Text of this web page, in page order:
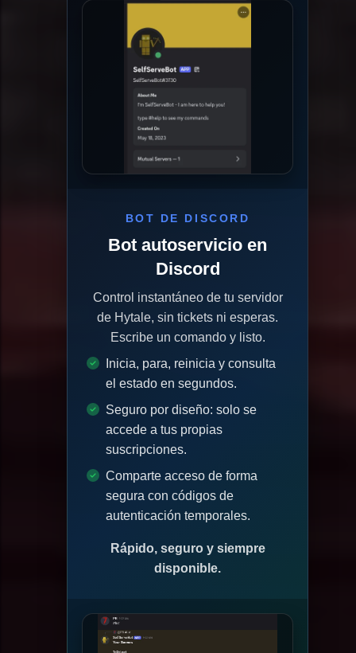
BOT DE DISCORD
Bot autoservicio en
Discord
Control instantáneo de tu servidor
de Hytale, sin tickets ni esperas.
Escribe un comando y listo.
Inicia, para, reinicia y consulta
el estado en segundos.
Seguro por diseño: solo se
accede a tus propias
suscripciones.
Comparte acceso de forma
segura con códigos de
autenticación temporales.
Rápido, seguro y siempre
disponible.